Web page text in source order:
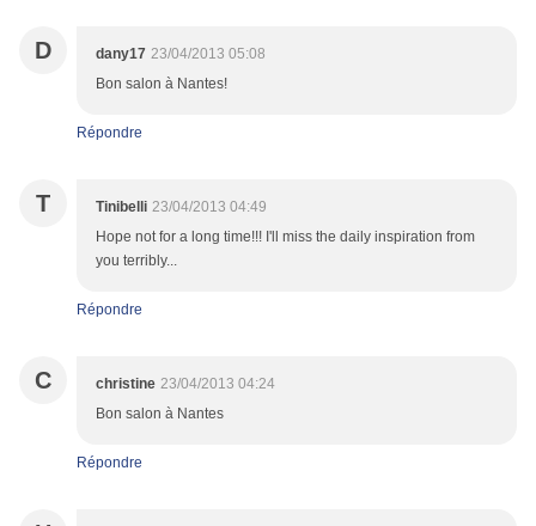
D dany17 23/04/2013 05:08
Bon salon à Nantes!
Répondre
T Tinibelli 23/04/2013 04:49
Hope not for a long time!!! I'll miss the daily inspiration from
you terribly...
Répondre
C christine 23/04/2013 04:24
Bon salon à Nantes
Répondre